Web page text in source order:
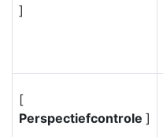
]
[
Perspectiefcontrole ]